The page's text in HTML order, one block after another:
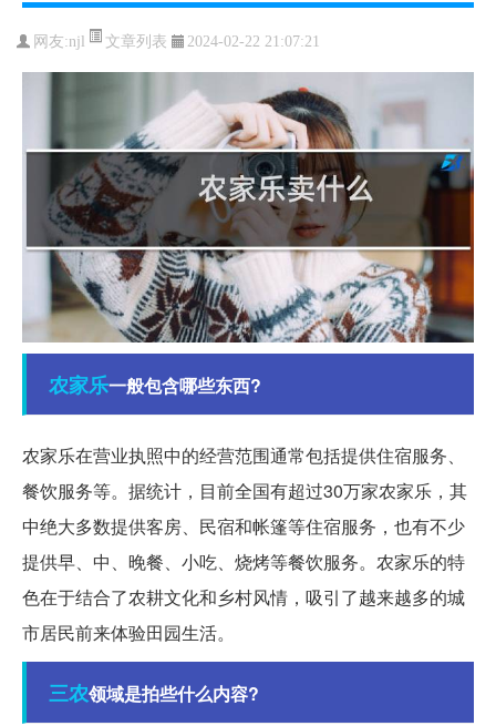
网友:njl 文章列表 2024-02-22 21:07:21
农家乐一般包含哪些东西?
农家乐在营业执照中的经营范围通常包括提供住宿服务、
餐饮服务等。据统计，目前全国有超过30万家农家乐，其
中绝大多数提供客房、民宿和帐篷等住宿服务，也有不少
提供早、中、晚餐、小吃、烧烤等餐饮服务。农家乐的特
色在于结合了农耕文化和乡村风情，吸引了越来越多的城
市居民前来体验田园生活。
三农领域是拍些什么内容?